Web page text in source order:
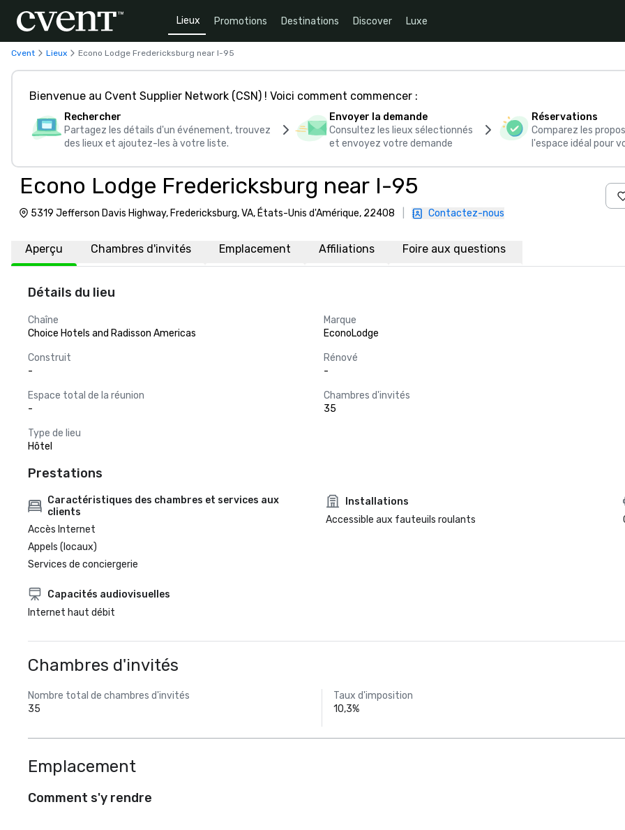
Lieux Promotions Destinations Discover Luxe
Cvent Lieux Econo Lodge Fredericksburg near I-95
Bienvenue au Cvent Supplier Network (CSN) ! Voici comment commencer :
Rechercher
Partagez les détails d'un événement, trouvez
des lieux et ajoutez-les à votre liste.
Envoyer la demande
Consultez les lieux sélectionnés
et envoyez votre demande
Réservations
Comparez les
l'espace idéal pour
Econo Lodge Fredericksburg near I-95
5319 Jefferson Davis Highway, Fredericksburg, VA, États-Unis d'Amérique, 22408 Contactez-nous
Aperçu Chambres d'invités Emplacement Affiliations Foire aux questions
Détails du lieu
Chaîne
Choice Hotels and Radisson Americas
Marque
EconoLodge
Construit
-
Rénové
-
Espace total de la réunion
-
Chambres d'invités
35
Type de lieu
Hôtel
Prestations
Caractéristiques des chambres et services aux
clients
Accès Internet
Appels (locaux)
Services de conciergerie
Installations
Accessible aux fauteuils roulants
Capacités audiovisuelles
Internet haut débit
Chambres d'invités
Nombre total de chambres d'invités
35
Taux d'imposition
10,3%
Emplacement
Comment s'y rendre